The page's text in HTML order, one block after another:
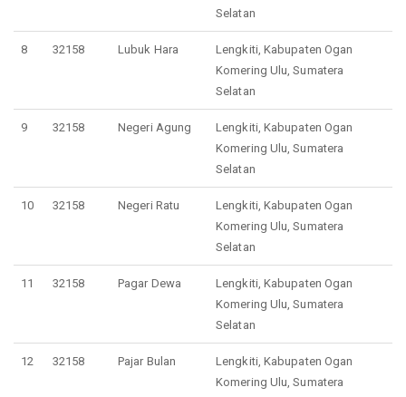
Selatan
8 32158 Lubuk Hara
Lengkiti, Kabupaten Ogan
Komering Ulu, Sumatera
Selatan
9 32158 Negeri Agung
Lengkiti, Kabupaten Ogan
Komering Ulu, Sumatera
Selatan
10 32158 Negeri Ratu
Lengkiti, Kabupaten Ogan
Komering Ulu, Sumatera
Selatan
11 32158 Pagar Dewa
Lengkiti, Kabupaten Ogan
Komering Ulu, Sumatera
Selatan
12 32158 Pajar Bulan
Lengkiti, Kabupaten Ogan
Komering Ulu, Sumatera